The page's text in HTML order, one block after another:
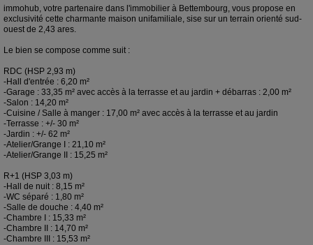
immohub, votre partenaire dans l'immobilier à Bettembourg, vous propose en
exclusivité cette charmante maison unifamiliale, sise sur un terrain orienté sud-
ouest de 2,43 ares.
Le bien se compose comme suit :
RDC (HSP 2,93 m)
-Hall d'entrée : 6,20 m²
-Garage : 33,35 m² avec accès à la terrasse et au jardin + débarras : 2,00 m²
-Salon : 14,20 m²
-Cuisine / Salle à manger : 17,00 m² avec accès à la terrasse et au jardin
-Terrasse : +/- 30 m²
-Jardin : +/- 62 m²
-Atelier/Grange I : 21,10 m²
-Atelier/Grange II : 15,25 m²
R+1 (HSP 3,03 m)
-Hall de nuit : 8,15 m²
-WC séparé : 1,80 m²
-Salle de douche : 4,40 m²
-Chambre I : 15,33 m²
-Chambre II : 14,70 m²
-Chambre III : 15,53 m²